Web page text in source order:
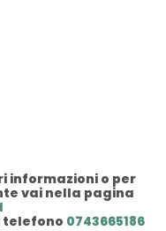
informazioni o per
vai nella pagina
telefono 0743665186